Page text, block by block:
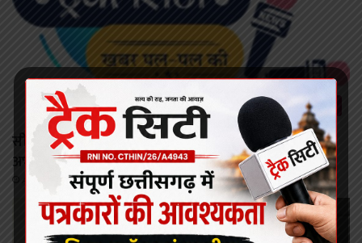
रायपुर
सीजी पीएससी द्वारा एस आई भर्ती परीक्षा :सोशल मीडिया पर
अभ्यर्थियों के नामों को लेकर फैलाई जा रही अफवाहें
August 6, 2026